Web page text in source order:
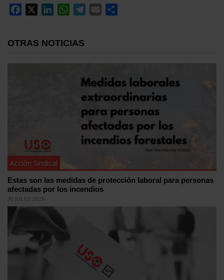
Facebook
LinkedInWhatsApp
Telegram
Email
OTRAS NOTICIAS
Acción Sindical
Estas son las medidas de protección laboral para personas
afectadas por los incendios
30 JULIO, 2026